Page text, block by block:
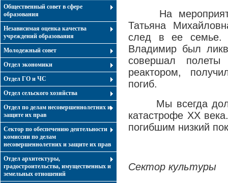
Общественный совет в сфере
образования
Независимая оценка качества
учреждений образования
Молодежный совет
Отдел экономики
Отдел ГО и ЧС
Отдел сельского хозяйства
Отдел по делам несовершеннолетних и
защите их прав
Сектор по обеспечению деятельности
комиссии по делам
несовершеннолетних и защите их прав
Отдел архитектуры,
градостроительства, имущественных и
земельных отношений
На
Татьяна
след в ее семье.
Владимир был
совершал
реактором,
погиб.
Мы всегда
катастрофе ХХ
погибшим низкий
Сектор культуры